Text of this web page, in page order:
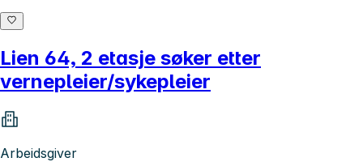
Lien 64, 2 etasje søker etter
vernepleier/sykepleier
Arbeidsgiver